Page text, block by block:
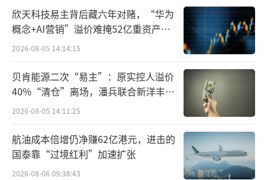
如今，不管是疫苗业务还是诊断试剂业
务，2025年均录得下滑。年报显示，分业务板
块来看，去年疫苗板块实现营收4.57亿元，同
比减少24.63%，但营业成本大幅增长达85.4
3%，毛利率与上年同期相比减少43.18个百分
点；诊断试剂板块实现营收13.09亿元，同比减
少18.65%，毛利率同比下降7.98个百分点。
万泰生物的国产九价HPV疫苗“馨可宁
欣天科技易主背后藏六年对赌，“华为
概念+AI营销”溢价难掩52亿重资产考
验
2026-08-05 14:14:15
贝肯能源二次“易主”：原实控人溢价
40%“清仓”离场，潘兵联合新洋丰、
宏科百世拟入主
2026-08-05 14:11:25
航油成本倍增仍净赚62亿港元，进击的
国泰靠“过境红利”加速扩张
2026-08-06 09:38:43